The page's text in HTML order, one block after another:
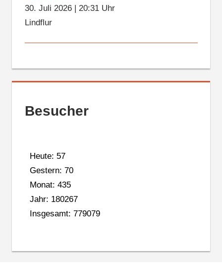
30. Juli 2026| 20:31 Uhr
Lindflur
Besucher
Heute: 57
Gestern: 70
Monat: 435
Jahr: 180267
Insgesamt: 779079